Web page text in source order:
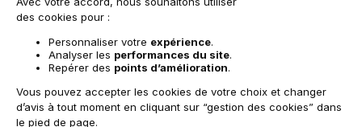
Mentions légales et CGUGestion des cookies
Conditions générales de vente
AccessibilitéPlan du site
FR | €
© 2009-2025 RECOMMERCE - Tous droits réservés.